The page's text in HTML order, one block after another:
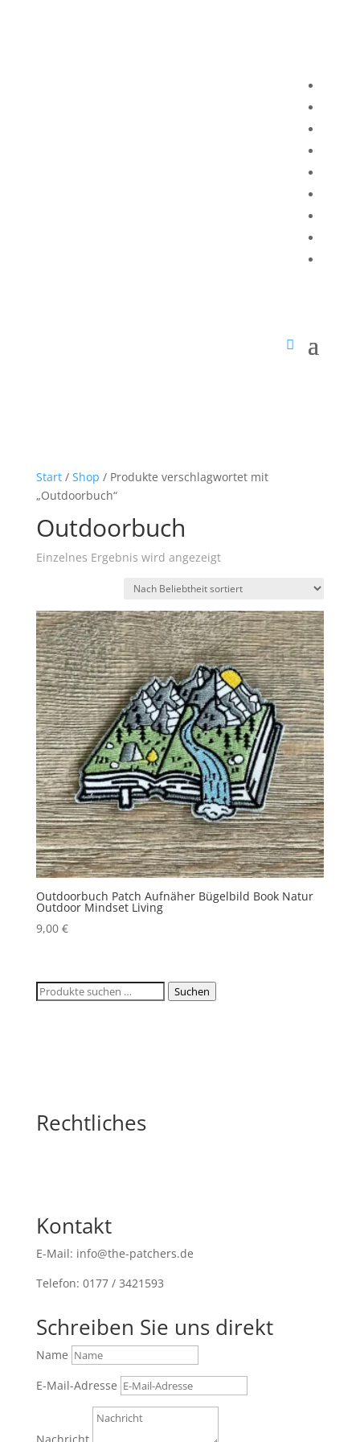
Start/ Shop / Produkte verschlagwortet mit
„Outdoorbuch“
Outdoorbuch
Einzelnes Ergebnis wird angezeigt
Outdoorbuch Patch Aufnäher Bügelbild Book Natur
Outdoor Mindset Living
9,00 €
Suchen
Suchen
Rechtliches
Kontakt
E-Mail: info@the-patchers.de
Telefon: 0177 / 3421593
Schreiben Sie uns direkt
Name
E-Mail-Adresse